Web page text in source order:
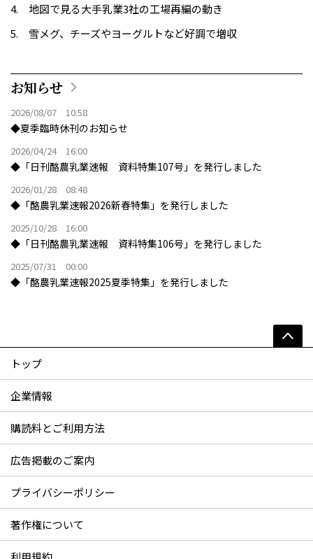
地図で見る大手乳業3社の工場再編の動き
雪メグ、チーズやヨーグルトなど好調で増収
お知らせ
2026/08/07 10:58
◆夏季臨時休刊のお知らせ
2026/04/24 16:00
◆「日刊酪農乳業速報 資料特集107号」を発行しました
2026/01/28 08:48
◆「酪農乳業速報2026新春特集」を発行しました
2025/10/28 16:00
◆「日刊酪農乳業速報 資料特集106号」を発行しました
2025/07/31 00:00
◆「酪農乳業速報2025夏季特集」を発行しました
トップ
企業情報
購読料とご利用方法
広告掲載のご案内
プライバシーポリシー
著作権について